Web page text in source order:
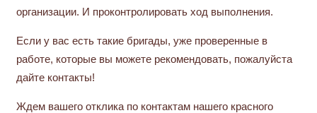
организации. И проконтролировать ход выполнения.
Если у вас есть такие бригады, уже проверенные в
работе, которые вы можете рекомендовать, пожалуйста
дайте контакты!
Ждем вашего отклика по контактам нашего красного